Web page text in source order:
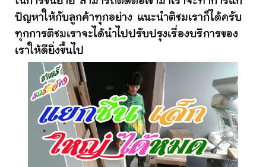
ปัญหาให้กับลูกค้าทุกอย่าง แนะนำติชมเราก็ได้ครับ
ทุกการติชมเราจะได้นำไปปรับปรุงเรื่องบริการของ
เราให้ดียิ่งขึ้นไป